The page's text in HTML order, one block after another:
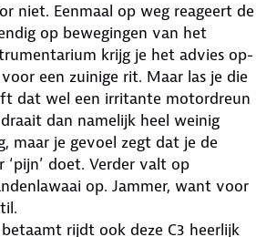
niet. Eenmaal op weg reageert de
op bewegingen van het
krijg je het advies op-
een zuinige rit. Maar las je die
dat wel een irritante motordreun
dan namelijk heel weinig
maar je gevoel zegt dat je de
doet. Verder valt op
op. Jammer, want voor
rijdt ook deze C3 heerlijk